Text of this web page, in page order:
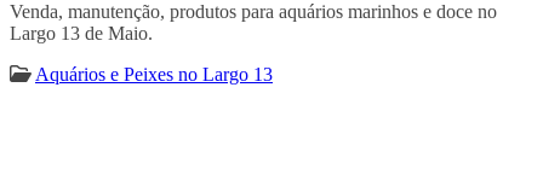
Venda, manutenção, produtos para aquários marinhos e doce no
Largo 13 de Maio.
Aquários e Peixes no Largo 13